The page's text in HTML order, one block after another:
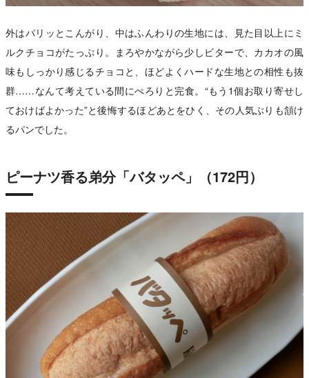
外はパリッとこんがり、中はふんわりの生地には、見た目以上にミ
ルクチョコがたっぷり。まろやかながら少しビターで、カカオの風
味もしっかり感じるチョコと、ほどよくハードな生地との相性も抜
群……なんて考えている間にぺろりと完食。“もう1個お取り寄せし
ておけばよかった”と後悔するほどあとをひく、その人気ぶりも頷け
るパンでした。
ピーナツ香る弟分「バタッペ」（172円）